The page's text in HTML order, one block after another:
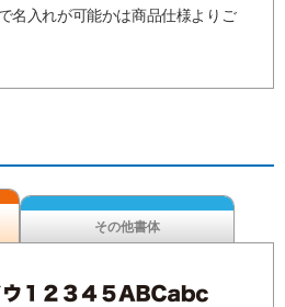
名入れが可能かは商品仕様よりご
その他書体